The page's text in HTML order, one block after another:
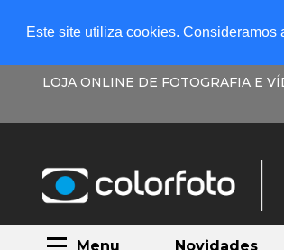
Este site utiliza cookies.
LOJA ONLINE DE FOTOGRAFIA E
Menu Novidades